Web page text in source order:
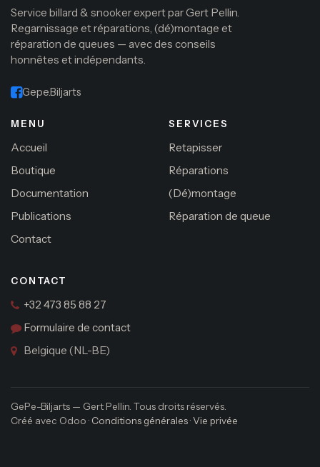
Service billard & snooker expert par Gert Pellin.
Regarnissage et réparations, (dé)montage et
réparation de queues — avec des conseils
honnêtes et indépendants.
Gepe.Biljarts
MENU
Accueil
Boutique
Documentation
Publications
Contact
SERVICES
Retapisser
Réparations
(Dé)montage
Réparation de queue
CONTACT
+32 473 85 88 27
Formulaire de contact
Belgique (NL-BE)
GePe-Biljarts — Gert Pellin. Tous droits réservés.
Créé avec Odoo · Conditions générales·Vie privée